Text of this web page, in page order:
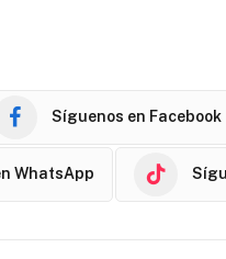
Síguenos en Facebook
WhatsApp